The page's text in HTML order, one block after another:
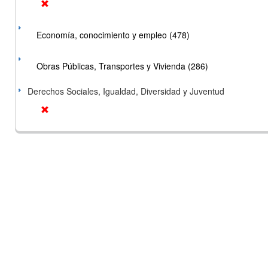
Economía, conocimiento y empleo (478)
Obras Públicas, Transportes y Vivienda (286)
Derechos Sociales, Igualdad, Diversidad y Juventud